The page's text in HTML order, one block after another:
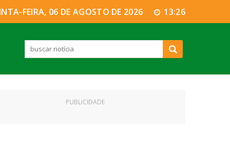
FEIRA, 06 DE AGOSTO DE 2026 13:26
PUBLICIDADE